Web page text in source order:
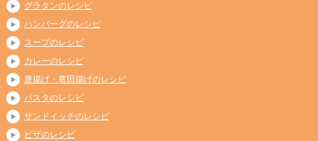
グラタンのレシピ
ハンバーグのレシピ
スープのレシピ
カレーのレシピ
唐揚げ・竜田揚げのレシピ
パスタのレシピ
サンドイッチのレシピ
ピザのレシピ